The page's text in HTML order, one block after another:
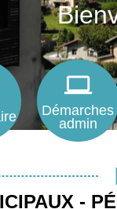
computer
Démarches
admin